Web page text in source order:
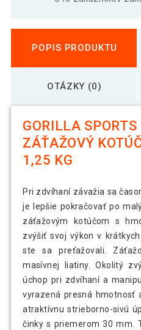
POPIS PRODUKTU
OTÁZKY (0)
GORILLA
ZÁŤAŽOVÝ
1,25 KG
Pri zdvíhaní závažia sa
je lepšie pokračovať po
záťažovým kotúčom s
zvýšiť svoj výkon v
ste sa preťažovali.
masívnej liatiny. Okolitý
úchop pri zdvíhaní a
vyrazená presná hmotnosť
atraktívnu strieborno-sivú
činky s priemerom 30 mm.